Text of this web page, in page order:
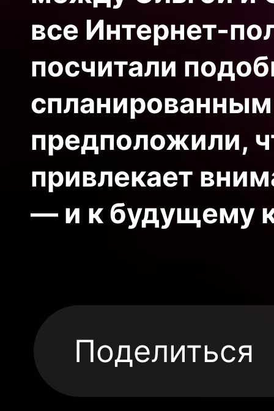
все Интернет-
посчитали
предположили,
привлекает
— и к будущему
Поделиться